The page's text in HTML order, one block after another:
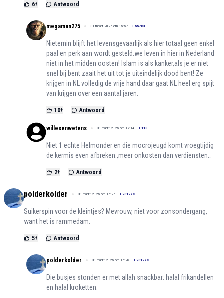
6+ Antwoord
megaman275 31 maart 2025 om 15:57 + 55783
Nietemin blijft het levensgevaarlijk als hier totaal geen enkel
paal en perk aan wordt gesteld.we leven in hier in Nederland
niet in het midden oosten! Islam is als kanker,als je er niet
snel bij bent zaait het uit tot je uiteindelijk dood bent! Ze
krijgen in NL volledig de vrije hand.daar gaat NL heel erg spijt
van krijgen over een aantal jaren.
10+ Antwoord
willesenwetens 31 maart 2025 om 17:14 + 110
Niet 1 echte Helmonder en die mocrojeugd komt vroegtijdig
de kermis even afbreken.,meer onkosten dan verdiensten…
2+ Antwoord
polderkolder 31 maart 2025 om 15:25 + 231278
Suikerspin voor de kleintjes? Mevrouw, niet voor zonsondergang,
want het is rammedam.
5+ Antwoord
polderkolder 31 maart 2025 om 15:26 + 231278
Die busjes stonden er met allah snackbar: halal frikandellen
en halal kroketten.